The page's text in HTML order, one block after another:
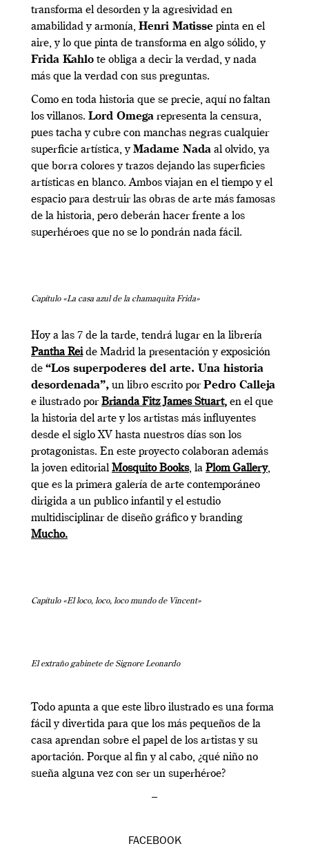
transforma el desorden y la agresividad en
amabilidad y armonía, Henri Matisse pinta en el
aire, y lo que pinta de transforma en algo sólido, y
Frida Kahlo te obliga a decir la verdad, y nada
más que la verdad con sus preguntas.
Como en toda historia que se precie, aquí no faltan
los villanos. Lord Omega representa la censura,
pues tacha y cubre con manchas negras cualquier
superficie artística, yMadame Nada al olvido, ya
que borra colores y trazos dejando las superficies
artísticas en blanco. Ambos viajan en el tiempo y el
espacio para destruir las obras de arte más famosas
de la historia, pero deberán hacer frente a los
superhéroes que no se lo pondrán nada fácil.
Capítulo «La casa azul de la chamaquita Frida»
Hoy a las 7 de la tarde, tendrá lugar en la librería
Pantha Reide Madrid la presentación y exposición
de “Los superpoderes del arte. Una historia
desordenada”, un libro escrito porPedro Calleja
e ilustrado porBrianda Fitz James Stuart, en el que
la historia del arte y los artistas más influyentes
desde el siglo XV hasta nuestros días son los
protagonistas. En este proyecto colaboran además
la joven editorial Mosquito Books, la Plom Gallery,
que es la primera galería de arte contemporáneo
dirigida a un publico infantil y el estudio
multidisciplinar de diseño gráfico y branding
Mucho.
Capítulo «El loco, loco, loco mundo de Vincent»
El extraño gabinete de Signore Leonardo
Todo apunta a que este libro ilustrado es una forma
fácil y divertida para que los más pequeños de la
casa aprendan sobre el papel de los artistas y su
aportación. Porque al fin y al cabo, ¿qué niño no
sueña alguna vez con ser un superhéroe?
–
FACEBOOK